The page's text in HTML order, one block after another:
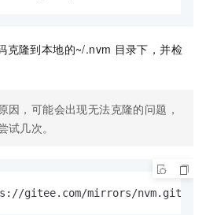
克隆到本地的~/.nvm 目录下，并检
因，可能会出现无法克隆的问题，
试几次。
gitee.com/mirrors/nvm.git ~/